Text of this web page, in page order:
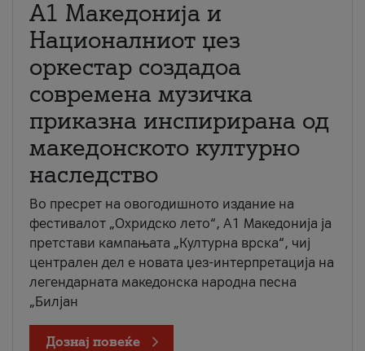
А1 Македонија и
Националниот џез
оркестар создадоа
современа музичка
приказна инспирирана од
македонското културно
наследство
Во пресрет на овогодишното издание на
фестивалот „Охридско лето“, А1 Македонија ја
претстави кампањата „Културна врска“, чиј
централен дел е новата џез-интерпретација на
легендарната македонска народна песна
„Билјан
Дознај повеќе